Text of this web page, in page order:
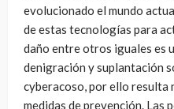
evolucionado el mundo
de estas tecnologías para
daño entre otros iguales es
denigración y suplantación
cyberacoso, por ello resulta
medidas de prevención. Las